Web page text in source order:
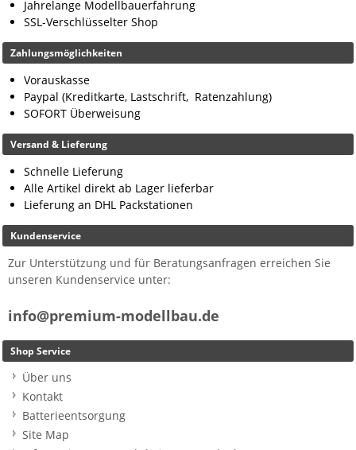
Jahrelange Modellbauerfahrung
SSL-Verschlüsselter Shop
Zahlungsmöglichkeiten
Vorauskasse
Paypal (Kreditkarte, Lastschrift, Ratenzahlung)
SOFORT Überweisung
Versand & Lieferung
Schnelle Lieferung
Alle Artikel direkt ab Lager lieferbar
Lieferung an DHL Packstationen
Kundenservice
Zur Unterstützung und für Beratungsanfragen erreichen Sie
unseren Kundenservice unter:
info@premium-modellbau.de
Shop Service
Über uns
Kontakt
Batterieentsorgung
Site Map